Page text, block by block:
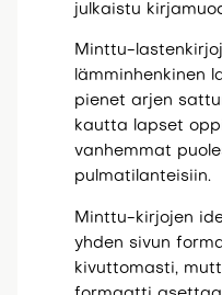
julkaistu
Minttu-
lämminhenkinen
pienet arjen
kautta lapset
vanhemmat
pulmatilanteisiin.
Minttu-kirjojen
yhden sivun
kivuttomasti,